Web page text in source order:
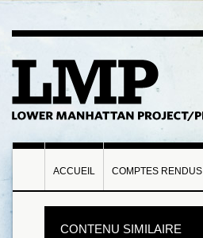
ACCUEIL COMPTES RENDUS
CONTENU SIMILAIRE